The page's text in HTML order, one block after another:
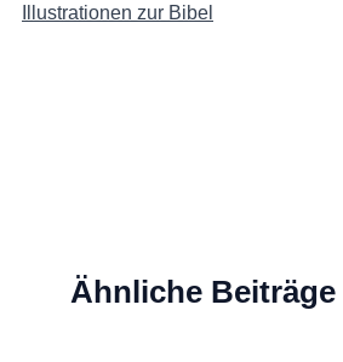
Illustrationen zur Bibel
Ähnliche Beiträge